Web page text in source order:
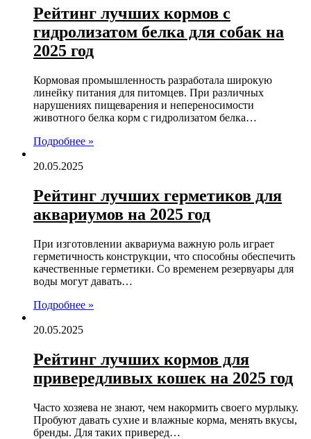
Рейтинг лучших кормов с
гидролизатом белка для собак на
2025 год
Кормовая промышленность разработала широкую
линейку питания для питомцев. При различных
нарушениях пищеварения и непереносимости
животного белка корм с гидролизатом белка…
Подробнее »
20.05.2025
Рейтинг лучших герметиков для
аквариумов на 2025 год
При изготовлении аквариума важную роль играет
герметичность конструкции, что способны обеспечить
качественные герметики. Со временем резервуары для
воды могут давать…
Подробнее »
20.05.2025
Рейтинг лучших кормов для
привередливых кошек на 2025 год
Часто хозяева не знают, чем накормить своего мурлыку.
Пробуют давать сухие и влажные корма, менять вкусы,
бренды. Для таких приверед…